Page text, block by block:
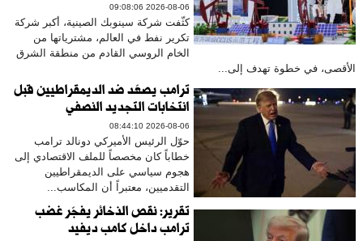
2026-08-06 09:08:06
كثّفت شركة سينوبك الصينية، أكبر شركة
تكرير نفط في العالم، مشترياتها من
الخام الروسي القادم من منطقة الشرق
الأقصى، في خطوة تهدف إلى...
ترامب يصعّد ضد الديمقراطيين قبل
انتخابات التجديد النصفي
2026-08-06 08:44:10
حوّل الرئيس الأميركي دونالد ترامب
خطاباً كان مخصصاً للملف الاقتصادي إلى
هجوم سياسي على الديمقراطيين
التقدميين، معتبراً أن المكاسب...
تقرير: نقص الذخائر يفجّر غضب
ترامب داخل كامب ديفيد